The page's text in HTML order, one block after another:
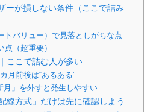
ーが損しない条件（ここで詰み
トバリュー）で見落としがちな点
（超重要）
ここで詰む人が多い
月前後は“あるある”
月」を外すと発生しやすい
線方式」だけは先に確認しよう